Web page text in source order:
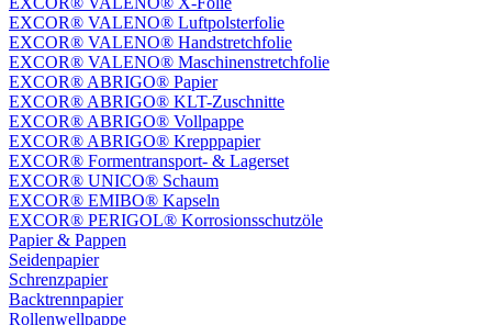
EXCOR® VALENO® Luftpolsterfolie
EXCOR® VALENO® Handstretchfolie
EXCOR® VALENO® Maschinenstretchfolie
EXCOR® ABRIGO® Papier
EXCOR® ABRIGO® KLT-Zuschnitte
EXCOR® ABRIGO® Vollpappe
EXCOR® ABRIGO® Krepppapier
EXCOR® Formentransport- & Lagerset
EXCOR® UNICO® Schaum
EXCOR® EMIBO® Kapseln
EXCOR® PERIGOL® Korrosionsschutzöle
Papier & Pappen
Seidenpapier
Schrenzpapier
Backtrennpapier
Rollenwellpappe